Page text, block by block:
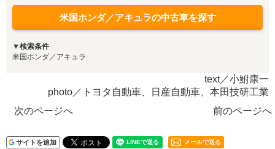
米国ホンダ／アキュラの中古車を探す
▼検索条件
米国ホンダ／アキュラ
text／小鮒康一
photo／トヨタ自動車、日産自動車、本田技研工業
次のページへ
前のページへ
サイトを追加 メールで送る